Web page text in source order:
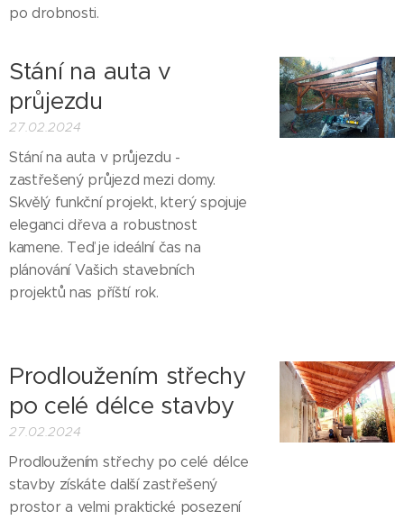
po drobnosti.
Stání na auta v
průjezdu
27.02.2024
Stání na auta v průjezdu -
zastřešený průjezd mezi domy.
Skvělý funkční projekt, který spojuje
eleganci dřeva a robustnost
kamene. Teď je ideální čas na
plánování Vašich stavebních
projektů nas příští rok.
Prodloužením střechy
po celé délce stavby
27.02.2024
Prodloužením střechy po celé délce
stavby získáte další zastřešený
prostor a velmi praktické posezení